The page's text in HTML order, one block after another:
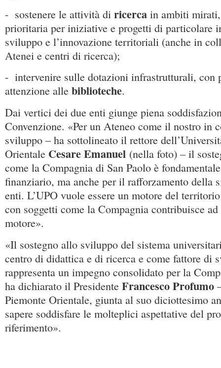
- sostenere le attività di ricerca in ambiti
prioritaria per iniziative e progetti di particolare
sviluppo e l’innovazione territoriali (anche in
Atenei e centri di ricerca);
- intervenire sulle dotazioni infrastrutturali, con
attenzione alle biblioteche.
Dai vertici dei due enti giunge piena
Convenzione. «Per un Ateneo come il nostro in
sviluppo – ha sottolineato il rettore
Orientale Cesare Emanuel (nella foto) – il
come la Compagnia di San Paolo è
finanziario, ma anche per il rafforzamento della
enti. L’UPO vuole essere un motore del
con soggetti come la Compagnia contribuisce
motore».
«Il sostegno allo sviluppo del sistema
centro di didattica e di ricerca e come fattore di
rappresenta un impegno consolidato per la
ha dichiarato il Presidente Francesco Profumo
Piemonte Orientale, giunta al suo diciottesimo
sapere soddisfare le molteplici aspettative del
riferimento».